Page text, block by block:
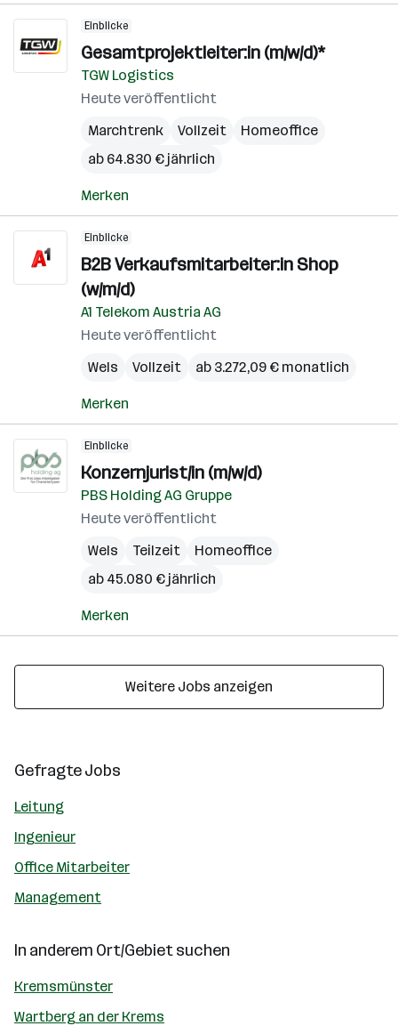
Einblicke
Gesamtprojektleiter:in (m/w/d)*
TGW Logistics
Heute veröffentlicht
Marchtrenk
Vollzeit
Homeoffice
ab 64.830 € jährlich
Merken
Einblicke
B2B Verkaufsmitarbeiter:in Shop
(w/m/d)
A1 Telekom Austria AG
Heute veröffentlicht
Wels
Vollzeit ab 3.272,09 € monatlich
Merken
Einblicke
Konzernjurist/in (m/w/d)
PBS Holding AG Gruppe
Heute veröffentlicht
Wels
Teilzeit
Homeoffice
ab 45.080 € jährlich
Merken
Weitere Jobs anzeigen
Gefragte Jobs
Leitung
Ingenieur
Office Mitarbeiter
Management
In anderem Ort/Gebiet suchen
Kremsmünster
Wartberg an der Krems